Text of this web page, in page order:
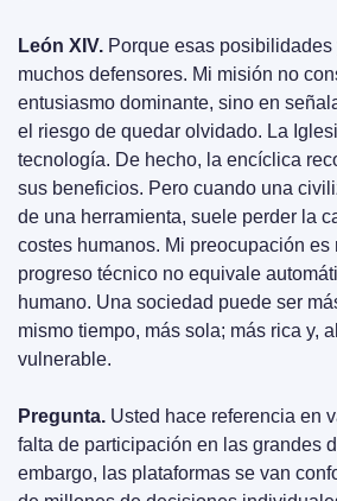
León XIV. Porque esas posibilidades
muchos defensores. Mi misión no
entusiasmo dominante, sino en
el riesgo de quedar olvidado. La
tecnología. De hecho, la encíclica
sus beneficios. Pero cuando una
de una herramienta, suele perder la
costes humanos. Mi preocupación es
progreso técnico no equivale
humano. Una sociedad puede ser
mismo tiempo, más sola; más rica y,
vulnerable.
Pregunta. Usted hace referencia en
falta de participación en las grandes
embargo, las plataformas se van